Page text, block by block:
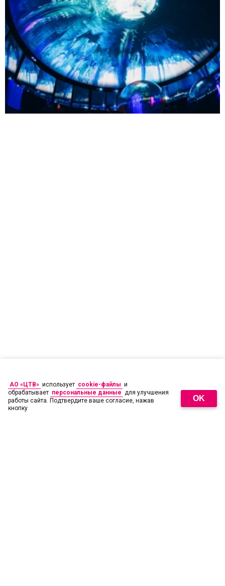
АО «ЦТВ» использует cookie-файлы и
обрабатывает персональные данные для улучшения
работы сайта. Подтвердите ваше согласие, нажав
кнопку
OK